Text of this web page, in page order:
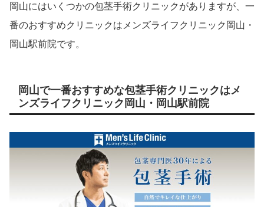
岡山にはいくつかの包茎手術クリニックがありますが、一
番のおすすめクリニックはメンズライフクリニック岡山・
岡山駅前院です。
岡山で一番おすすめな包茎手術クリニックはメ
ンズライフクリニック岡山・岡山駅前院